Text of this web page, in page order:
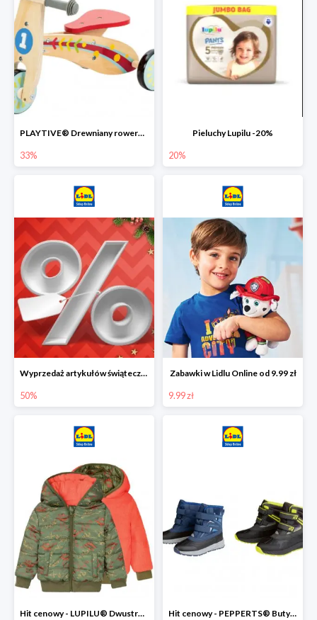
PLAYTIVE® Drewniany rowerek biegowy -33%
33%
Pieluchy Lupilu -20%
20%
Wyprzedaż artykułów świątecznych w Lidlu Online
50%
Zabawki w Lidlu Online od 9.99 zł
9.99 zł
Hit cenowy - LUPILU® Dwustronna kurtka dziecięca z polarem Hit cenowy - PEPPERTS® Buty zimowe chłopięce